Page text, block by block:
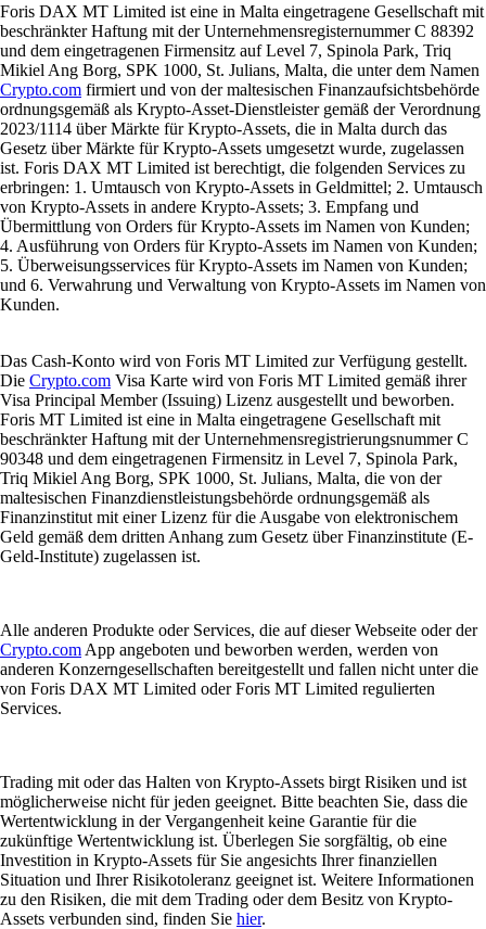
Foris DAX MT Limited ist eine in Malta eingetragene Gesellschaft mit
beschränkter Haftung mit der Unternehmensregisternummer C 88392
und dem eingetragenen Firmensitz auf Level 7, Spinola Park, Triq
Mikiel Ang Borg, SPK 1000, St. Julians, Malta, die unter dem Namen
Crypto.com firmiert und von der maltesischen Finanzaufsichtsbehörde
ordnungsgemäß als Krypto-Asset-Dienstleister gemäß der Verordnung
2023/1114 über Märkte für Krypto-Assets, die in Malta durch das
Gesetz über Märkte für Krypto-Assets umgesetzt wurde, zugelassen
ist. Foris DAX MT Limited ist berechtigt, die folgenden Services zu
erbringen: 1. Umtausch von Krypto-Assets in Geldmittel; 2. Umtausch
von Krypto-Assets in andere Krypto-Assets; 3. Empfang und
Übermittlung von Orders für Krypto-Assets im Namen von Kunden;
4. Ausführung von Orders für Krypto-Assets im Namen von Kunden;
5. Überweisungsservices für Krypto-Assets im Namen von Kunden;
und 6. Verwahrung und Verwaltung von Krypto-Assets im Namen von
Kunden.
Das Cash-Konto wird von Foris MT Limited zur Verfügung gestellt.
Die Crypto.com Visa Karte wird von Foris MT Limited gemäß ihrer
Visa Principal Member (Issuing) Lizenz ausgestellt und beworben.
Foris MT Limited ist eine in Malta eingetragene Gesellschaft mit
beschränkter Haftung mit der Unternehmensregistrierungsnummer C
90348 und dem eingetragenen Firmensitz in Level 7, Spinola Park,
Triq Mikiel Ang Borg, SPK 1000, St. Julians, Malta, die von der
maltesischen Finanzdienstleistungsbehörde ordnungsgemäß als
Finanzinstitut mit einer Lizenz für die Ausgabe von elektronischem
Geld gemäß dem dritten Anhang zum Gesetz über Finanzinstitute (E-
Geld-Institute) zugelassen ist.
Alle anderen Produkte oder Services, die auf dieser Webseite oder der
Crypto.com App angeboten und beworben werden, werden von
anderen Konzerngesellschaften bereitgestellt und fallen nicht unter die
von Foris DAX MT Limited oder Foris MT Limited regulierten
Services.
Trading mit oder das Halten von Krypto-Assets birgt Risiken und ist
möglicherweise nicht für jeden geeignet. Bitte beachten Sie, dass die
Wertentwicklung in der Vergangenheit keine Garantie für die
zukünftige Wertentwicklung ist. Überlegen Sie sorgfältig, ob eine
Investition in Krypto-Assets für Sie angesichts Ihrer finanziellen
Situation und Ihrer Risikotoleranz geeignet ist. Weitere Informationen
zu den Risiken, die mit dem Trading oder dem Besitz von Krypto-
Assets verbunden sind, finden Sie hier.